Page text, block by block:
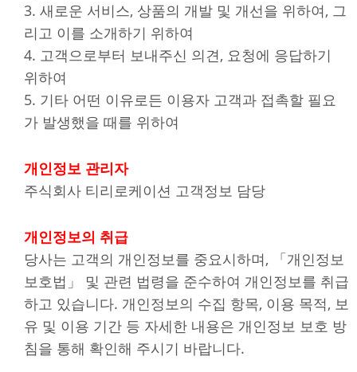
3. 새로운 서비스, 상품의 개발 및 개선을 위하여, 그
리고 이를 소개하기 위하여
4. 고객으로부터 보내주신 의견, 요청에 응답하기
위하여
5. 기타 어떤 이유로든 이용자 고객과 접촉할 필요
가 발생했을 때를 위하여
개인정보 관리자
주식회사 티리로케이션 고객정보 담당
개인정보의 취급
당사는 고객의 개인정보를 중요시하며, 「개인정보
보호법」 및 관련 법령을 준수하여 개인정보를 취급
하고 있습니다. 개인정보의 수집 항목, 이용 목적, 보
유 및 이용 기간 등 자세한 내용은 개인정보 보호 방
침을 통해 확인해 주시기 바랍니다.